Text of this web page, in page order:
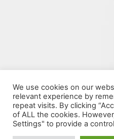
We use cookies on our
relevant experience by
repeat visits. By clicking
of ALL the cookies.
Settings" to provide a